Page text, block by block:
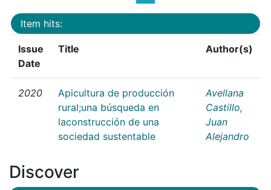
Item hits:
Issue
Date
Title Author(s)
2020
Apicultura de producción
rural;una búsqueda en
laconstrucción de una
sociedad sustentable
Avellana
Castillo,
Juan
Alejandro
Discover